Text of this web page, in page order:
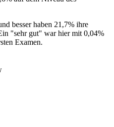
besser haben 21,7% ihre
"sehr gut" war hier mit 0,04%
Examen.